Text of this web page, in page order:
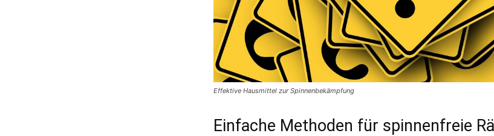
Effektive Hausmittel zur Spinnenbekämpfung
Einfache Methoden für spinnenfreie